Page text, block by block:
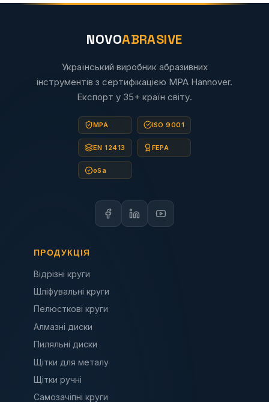
NOVOABRASIVE
Український виробник абразивних
інструментів з сертифікацією MPA Hannover.
Експорт у 35+ країн світу.
MPA ISO 9001
EN 12413 FEPA
oSa
ПРОДУКЦІЯ
Відрізні круги
Шліфувальні круги
Пелюсткові круги
Алмазні диски
Пиляльні диски
Щітки для металу
Щітки ручні
Самозачіпні круги